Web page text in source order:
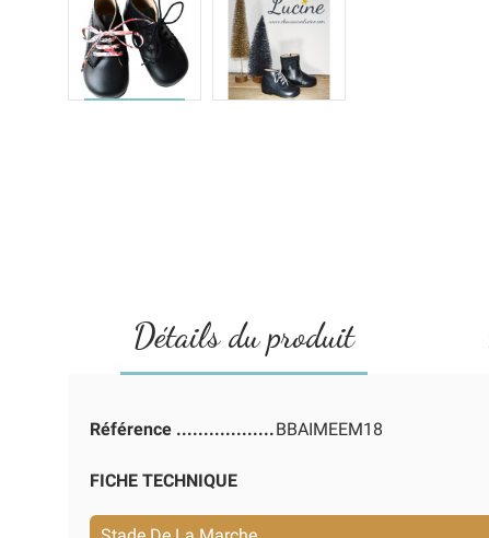
Détails du produit
Référence BBAIMEEM18
FICHE TECHNIQUE